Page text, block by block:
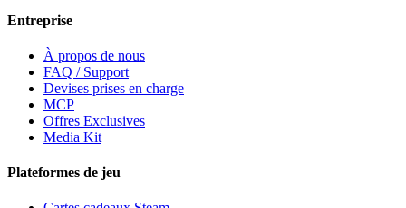
Entreprise
À propos de nous
FAQ / Support
Devises prises en charge
MCP
Offres Exclusives
Media Kit
Plateformes de jeu